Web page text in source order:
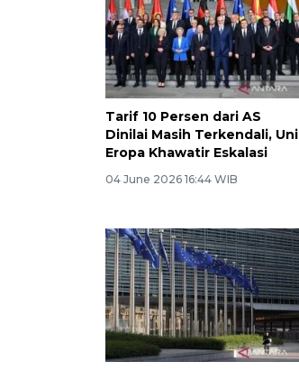
Tarif 10 Persen dari AS
Dinilai Masih Terkendali, Uni
Eropa Khawatir Eskalasi
04 June 2026 16:44 WIB